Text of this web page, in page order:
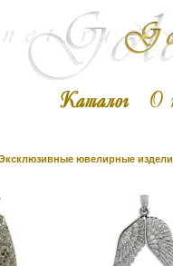
ювелирные